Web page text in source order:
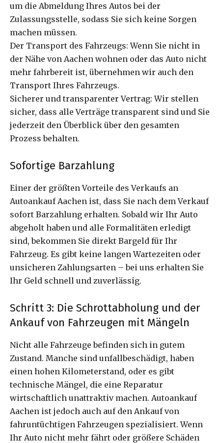
um die Abmeldung Ihres Autos bei der
Zulassungsstelle, sodass Sie sich keine Sorgen
machen müssen.
Der Transport des Fahrzeugs: Wenn Sie nicht in
der Nähe von Aachen wohnen oder das Auto nicht
mehr fahrbereit ist, übernehmen wir auch den
Transport Ihres Fahrzeugs.
Sicherer und transparenter Vertrag: Wir stellen
sicher, dass alle Verträge transparent sind und Sie
jederzeit den Überblick über den gesamten
Prozess behalten.
Sofortige Barzahlung
Einer der größten Vorteile des Verkaufs an
Autoankauf Aachen ist, dass Sie nach dem Verkauf
sofort Barzahlung erhalten. Sobald wir Ihr Auto
abgeholt haben und alle Formalitäten erledigt
sind, bekommen Sie direkt Bargeld für Ihr
Fahrzeug. Es gibt keine langen Wartezeiten oder
unsicheren Zahlungsarten – bei uns erhalten Sie
Ihr Geld schnell und zuverlässig.
Schritt 3: Die Schrottabholung und der
Ankauf von Fahrzeugen mit Mängeln
Nicht alle Fahrzeuge befinden sich in gutem
Zustand. Manche sind unfallbeschädigt, haben
einen hohen Kilometerstand, oder es gibt
technische Mängel, die eine Reparatur
wirtschaftlich unattraktiv machen. Autoankauf
Aachen ist jedoch auch auf den Ankauf von
fahruntüchtigen Fahrzeugen spezialisiert. Wenn
Ihr Auto nicht mehr fährt oder größere Schäden